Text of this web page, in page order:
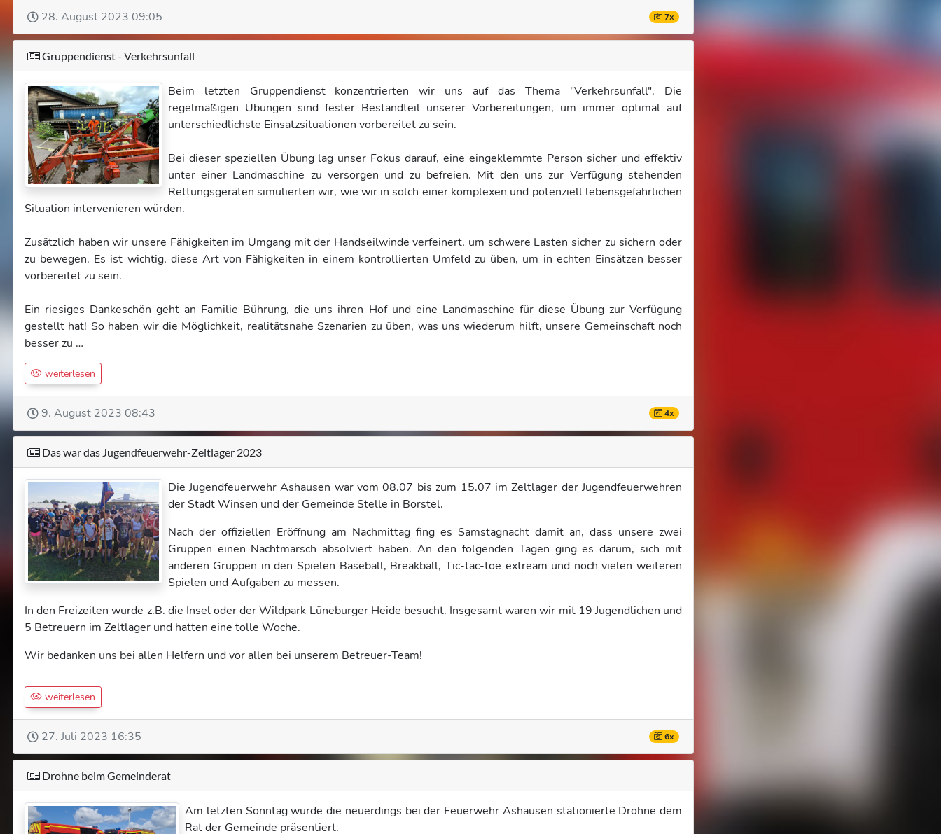
28. August 2023 09:05 7x
Gruppendienst - Verkehrsunfall
Beim letzten Gruppendienst konzentrierten wir uns auf das Thema "Verkehrsunfall". Die
regelmäßigen Übungen sind fester Bestandteil unserer Vorbereitungen, um immer optimal auf
unterschiedlichste Einsatzsituationen vorbereitet zu sein.
Bei dieser speziellen Übung lag unser Fokus darauf, eine eingeklemmte Person sicher und effektiv
unter einer Landmaschine zu versorgen und zu befreien. Mit den uns zur Verfügung stehenden
Rettungsgeräten simulierten wir, wie wir in solch einer komplexen und potenziell lebensgefährlichen
Situation intervenieren würden.
Zusätzlich haben wir unsere Fähigkeiten im Umgang mit der Handseilwinde verfeinert, um schwere Lasten sicher zu sichern oder
zu bewegen. Es ist wichtig, diese Art von Fähigkeiten in einem kontrollierten Umfeld zu üben, um in echten Einsätzen besser
vorbereitet zu sein.
Ein riesiges Dankeschön geht an Familie Bührung, die uns ihren Hof und eine Landmaschine für diese Übung zur Verfügung
gestellt hat! So haben wir die Möglichkeit, realitätsnahe Szenarien zu üben, was uns wiederum hilft, unsere Gemeinschaft noch
besser zu …
weiterlesen
9. August 2023 08:43 4x
Das war das Jugendfeuerwehr-Zeltlager 2023
Die Jugendfeuerwehr Ashausen war vom 08.07 bis zum 15.07 im Zeltlager der Jugendfeuerwehren
der Stadt Winsen und der Gemeinde Stelle in Borstel.
Nach der offiziellen Eröffnung am Nachmittag fing es Samstagnacht damit an, dass unsere zwei
Gruppen einen Nachtmarsch absolviert haben. An den folgenden Tagen ging es darum, sich mit
anderen Gruppen in den Spielen Baseball, Breakball, Tic-tac-toe extream und noch vielen weiteren
Spielen und Aufgaben zu messen.
In den Freizeiten wurde z.B. die Insel oder der Wildpark Lüneburger Heide besucht. Insgesamt waren wir mit 19 Jugendlichen und
5 Betreuern im Zeltlager und hatten eine tolle Woche.
Wir bedanken uns bei allen Helfern und vor allen bei unserem Betreuer-Team!
weiterlesen
27. Juli 2023 16:35 6x
Drohne beim Gemeinderat
Am letzten Sonntag wurde die neuerdings bei der Feuerwehr Ashausen stationierte Drohne dem
Rat der Gemeinde präsentiert.